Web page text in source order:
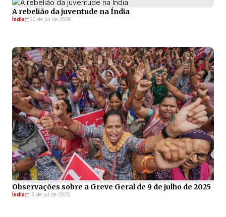
A rebelião da juventude na Índia
Índia 30 de jul de 2026
Observações sobre a Greve Geral de 9 de julho de 2025
Índia 16 de jul de 2025